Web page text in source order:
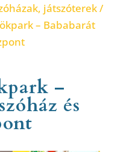
játszóterek/
– Bababarát
–
és